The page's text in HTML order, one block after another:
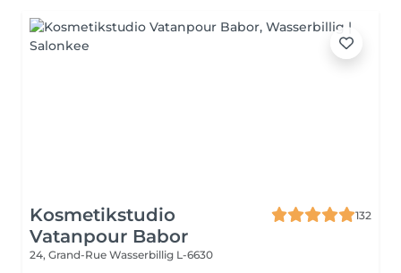
Kosmetikstudio
Vatanpour Babor
132
24, Grand-Rue Wasserbillig L-6630